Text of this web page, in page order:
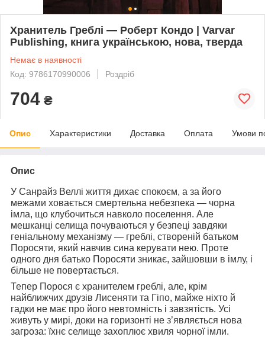
Хранитель Греблі — Роберт Кондо | Varvar
Publishing, книга українською, нова, тверда
Немає в наявності
Код: 9786170990006
Роздріб
704 ₴
Опис Характеристики Доставка Оплата Умови
Опис
У Санрайз Веллі життя дихає спокоєм, а за його
межами ховається смертельна небезпека — чорна
імла, що клубочиться навколо поселення. Але
мешканці селища почуваються у безпеці завдяки
геніальному механізму — греблі, створеній батьком
Поросяти, який навчив сина керувати нею. Проте
одного дня батько Поросяти зникає, зайшовши в імлу, і
більше не повертається.
Тепер Порося є хранителем греблі, але, крім
найближчих друзів Лисеняти та Гіпо, майже ніхто й
гадки не має про його невтомність і завзятість. Усі
живуть у мирі, доки на горизонті не з’являється нова
загроза: їхнє селище захоплює хвиля чорної імли.